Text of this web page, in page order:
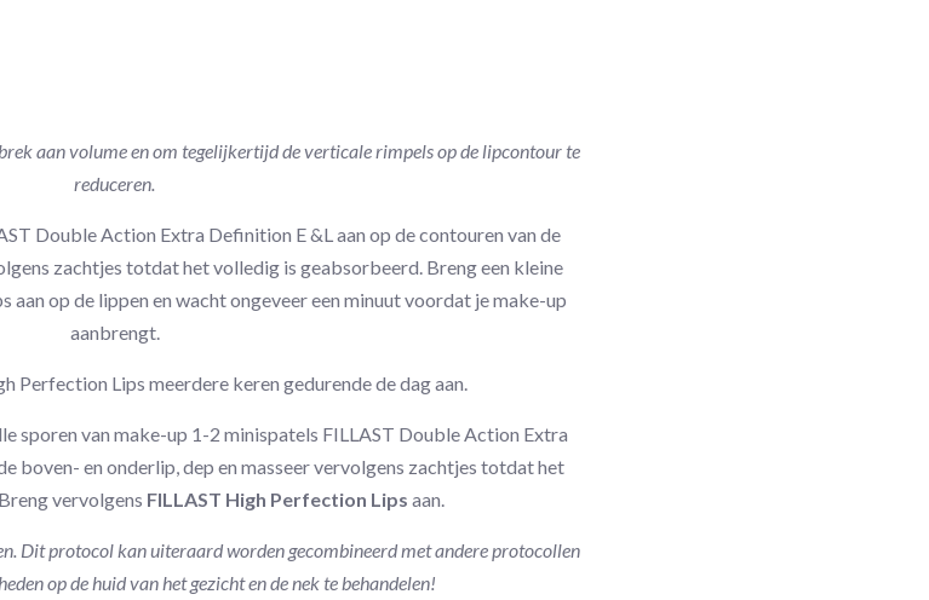
aan volume en om tegelijkertijd de verticale rimpels op de lipcontour te
reduceren.
Double Action Extra Definition E &L aan op de contouren van de
zachtjes totdat het volledig is geabsorbeerd. Breng een kleine
aan op de lippen en wacht ongeveer een minuut voordat je make-up
aanbrengt.
Perfection Lips meerdere keren gedurende de dag aan.
sporen van make-up 1-2 minispatels FILLAST Double Action Extra
boven- en onderlip, dep en masseer vervolgens zachtjes totdat het
vervolgens FILLAST High Perfection Lips aan.
Dit protocol kan uiteraard worden gecombineerd met andere protocollen
op de huid van het gezicht en de nek te behandelen!